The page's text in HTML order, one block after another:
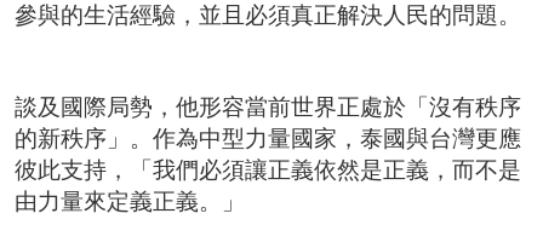
參與的生活經驗，並且必須真正解決人民的問題。
談及國際局勢，他形容當前世界正處於「沒有秩序
的新秩序」。作為中型力量國家，泰國與台灣更應
彼此支持，「我們必須讓正義依然是正義，而不是
由力量來定義正義。」